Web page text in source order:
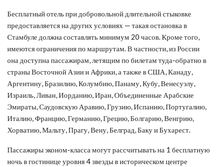
Бесплатный отель при добровольной длительной стыковке
предоставляется на других условиях — такая остановка в
Стамбуле должна составлять минимум 20 часов. Кроме того,
имеются ограничения по маршрутам. В частности, из России
она доступна пассажирам, летящим по билетам туда-обратно в
страны Восточной Азии и Африки, а также в США, Канаду,
Аргентину, Бразилию, Колумбию, Панаму, Кубу, Венесуэлу,
Израиль, Ливан, Иорданию, Иран, Объединенные Арабские
Эмираты, Саудовскую Аравию, Грузию, Испанию, Португалию,
Италию, Францию, Германию, Грецию, Болгарию, Венгрию,
Хорватию, Мальту, Прагу, Вену, Белград, Баку и Бухарест.
Пассажиры эконом-класса могут рассчитывать на 1 бесплатную
ночь в гостинице уровня 4 звезды в историческом центре